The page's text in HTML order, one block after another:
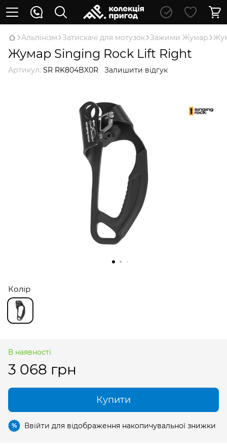
Альпінізм Затискачі для мотузок Зажими Жумар
Жумар Singing Rock Lift Right
Артикул: SR RK804BX0R Залишити відгук
Колір
В наявності
3 068 грн
Купити
% Ввійти для відображення накопичувальної знижки